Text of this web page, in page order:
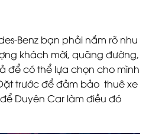
Benz bạn phải nắm rõ nhu
khách mời, quãng đường,
để có thể lựa chọn cho mình
trước để đảm bảo thuê xe
Duyên Car làm điều đó